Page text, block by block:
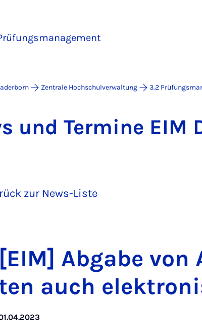
Zentrale Hochschulverwaltung 3.2
und Ter­mi­ne
zur News-Liste
[EIM] Ab­ga­be
auch